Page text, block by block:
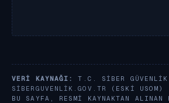
VERI KAYNAĞI:
T.C. SIBER
SIBERGUVENLIK.GOV.TR
(ESKI USOM)
BU SAYFA, RESMI KAYNAKTAN ALINAN